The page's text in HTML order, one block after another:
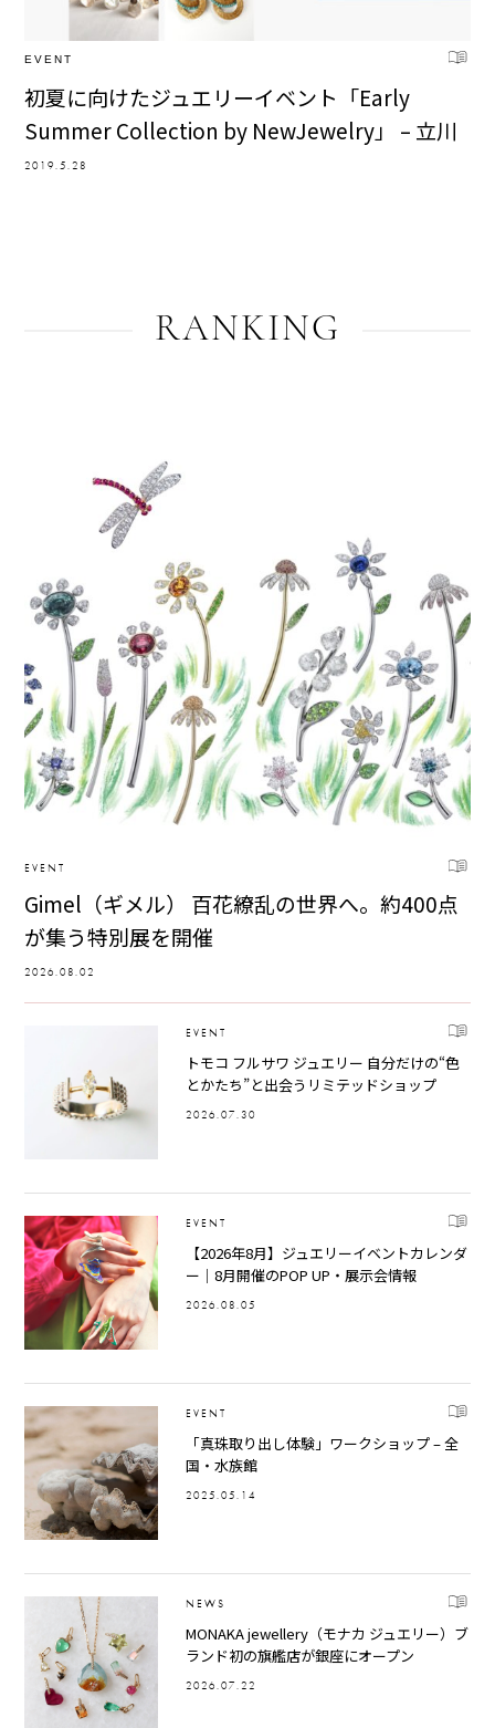
EVENT
初夏に向けたジュエリーイベント「Early
Summer Collection by NewJewelry」 – 立川
2019.5.28
RANKING
EVENT
Gimel（ギメル） 百花繚乱の世界へ。約400点
が集う特別展を開催
2026.08.02
EVENT
トモコ フルサワ ジュエリー 自分だけの“色
とかたち”と出会うリミテッドショップ
2026.07.30
EVENT
【2026年8月】ジュエリーイベントカレンダ
ー｜8月開催のPOP UP・展示会情報
2026.08.05
EVENT
「真珠取り出し体験」ワークショップ – 全
国・水族館
2025.05.14
NEWS
MONAKA jewellery（モナカ ジュエリー）ブ
ランド初の旗艦店が銀座にオープン
2026.07.22